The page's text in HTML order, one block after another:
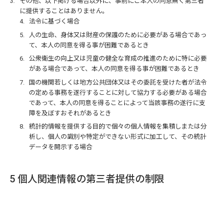
に提供することはありません。
法令に基づく場合
人の生命、身体又は財産の保護のために必要がある場合であっ
て、本人の同意を得る事が困難であるとき
公衆衛生の向上又は児童の健全な育成の推進のために特に必要
がある場合であって、本人の同意を得る事が困難であるとき
国の機関若しくは地方公共団体又はその委託を受けた者が法令
の定める事務を遂行することに対して協力する必要がある場合
であって、本人の同意を得ることによって当該事務の遂行に支
障を及ぼすおそれがあるとき
統計的情報を提供する目的で個々の個人情報を集積しまたは分
析し、個人の識別や特定ができない形式に加工して、その統計
データを開示する場合
5 個人関連情報の第三者提供の制限